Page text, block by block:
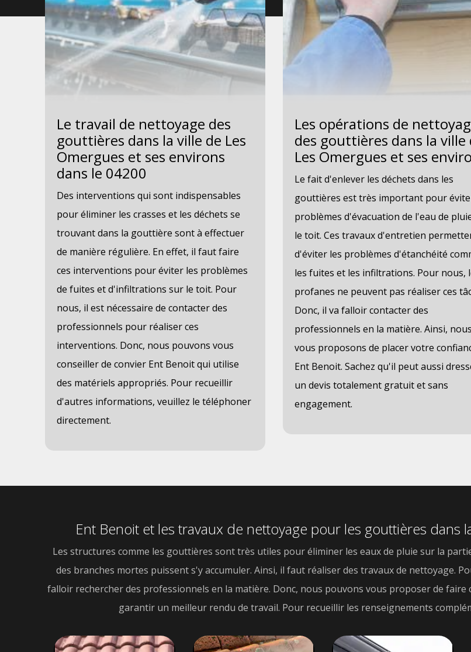
Le travail de nettoyage des
gouttières dans la ville de Les
Omergues et ses environs
dans le 04200
Des interventions qui sont indispensables
pour éliminer les crasses et les déchets se
trouvant dans la gouttière sont à effectuer
de manière régulière. En effet, il faut faire
ces interventions pour éviter les problèmes
de fuites et d'infiltrations sur le toit. Pour
nous, il est nécessaire de contacter des
professionnels pour réaliser ces
interventions. Donc, nous pouvons vous
conseiller de convier Ent Benoit qui utilise
des matériels appropriés. Pour recueillir
d'autres informations, veuillez le téléphoner
directement.
Les opérations de
des gouttières dans la ville
Les Omergues et ses
Le fait d'enlever les déchets dans les
gouttières est très important pour
problèmes d'évacuation de l'eau de
le toit. Ces travaux d'entretien
d'éviter les problèmes d'étanchéité
les fuites et les infiltrations. Pour nous,
profanes ne peuvent pas réaliser ces
Donc, il va falloir contacter des
professionnels en la matière. Ainsi, nous
vous proposons de placer votre
Ent Benoit. Sachez qu'il peut aussi
un devis totalement gratuit et sans
engagement.
Ent Benoit et les travaux de nettoyage pour les gouttières dans
Les structures comme les gouttières sont très utiles pour éliminer les eaux de pluie sur la
des branches mortes puissent s'y accumuler. Ainsi, il faut réaliser des travaux de nettoyage.
falloir rechercher des professionnels en la matière. Donc, nous pouvons vous proposer de
garantir un meilleur rendu de travail. Pour recueillir les renseignements